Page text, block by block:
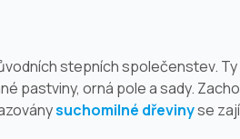
stepních společenstev.
pastviny, orná pole a sady.
suchomilné dřevinyse